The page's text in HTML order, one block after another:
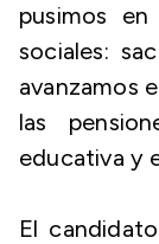
pusimos
sociales:
avanzamos
las
educativa y
El